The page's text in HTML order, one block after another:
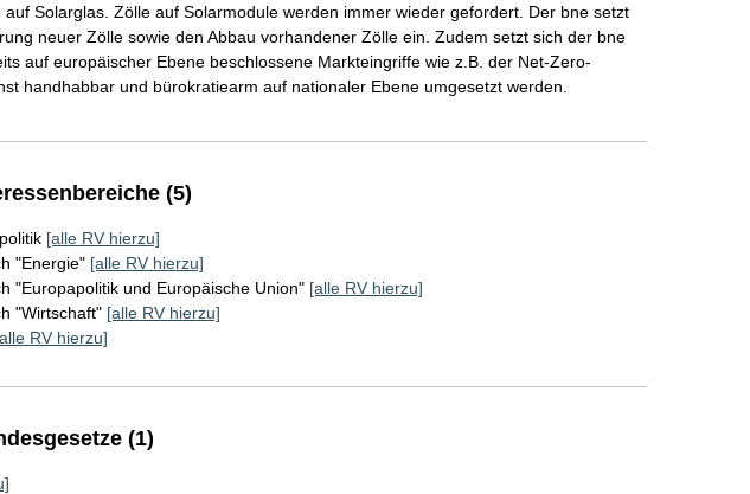
auf Solarglas. Zölle auf Solarmodule werden immer wieder gefordert. Der bne setzt
neuer Zölle sowie den Abbau vorhandener Zölle ein. Zudem setzt sich der bne
auf europäischer Ebene beschlossene Markteingriffe wie z.B. der Net-Zero-
handhabbar und bürokratiearm auf nationaler Ebene umgesetzt werden.
(5)
[alle RV hierzu]
"Energie" [alle RV hierzu]
"Europapolitik und Europäische Union" [alle RV hierzu]
"Wirtschaft" [alle RV hierzu]
RV hierzu]
(1)